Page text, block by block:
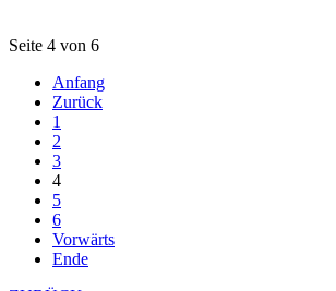
Seite 4 von 6
Anfang
Zurück
1
2
3
4
5
6
Vorwärts
Ende